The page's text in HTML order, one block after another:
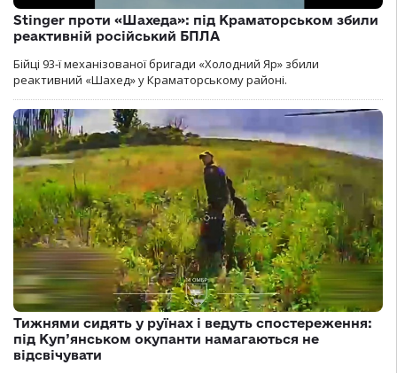
Stinger проти «Шахеда»: під Краматорськом збили
реактивній російський БПЛА
Бійці 93-ї механізованої бригади «Холодний Яр» збили
реактивний «Шахед» у Краматорському районі.
Тижнями сидять у руїнах і ведуть спостереження:
під Куп’янськом окупанти намагаються не
відсвічувати